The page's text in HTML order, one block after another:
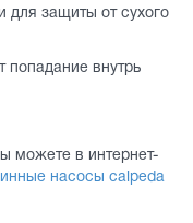
для защиты от сухого
попадание внутрь
можете в интернет-
насосы calpeda